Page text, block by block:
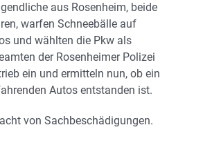
aus Rosenheim, beide
warfen Schneebälle auf
und wählten die Pkw als
der Rosenheimer Polizei
ein und ermitteln nun, ob ein
Autos entstanden ist.
von Sachbeschädigungen.